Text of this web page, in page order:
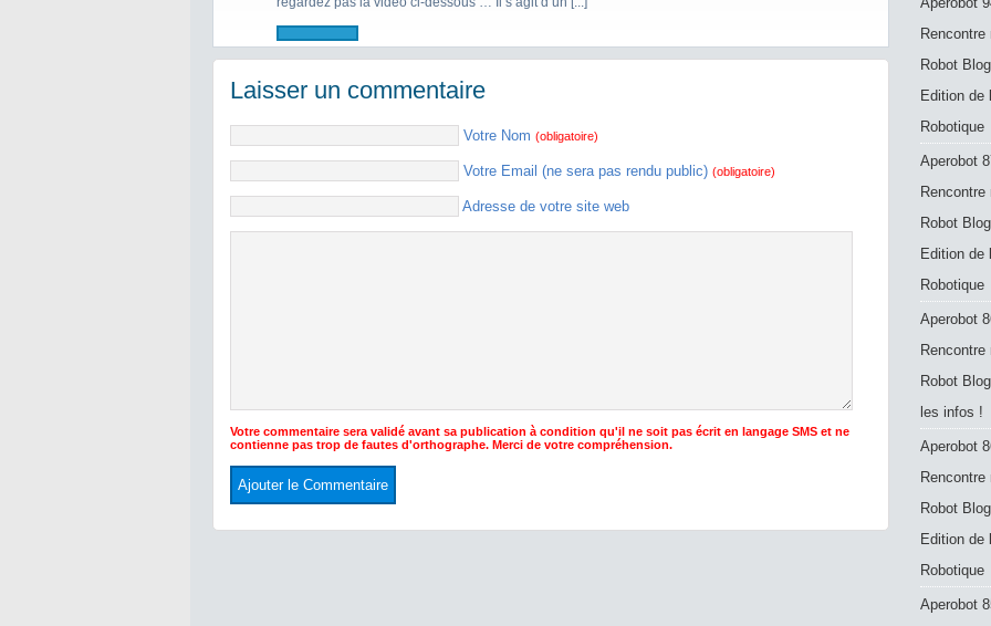
Laisser un commentaire
Votre Nom (obligatoire)
Votre Email (ne sera pas rendu public) (obligatoire)
Adresse de votre site web
Votre commentaire sera validé avant sa publication à condition qu'il ne soit pas écrit en langage SMS et ne
contienne pas trop de fautes d'orthographe. Merci de votre compréhension.
Rencontre
Robot Blog
Edition de
Robotique
Aperobot
Rencontre
Robot Blog
Edition de
Robotique
Aperobot
Rencontre
Robot Blog
les infos !
Aperobot
Rencontre
Robot Blog
Edition de
Robotique
Aperobot